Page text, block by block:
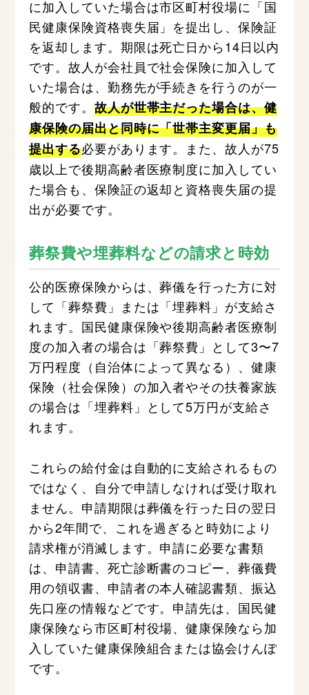
に加入していた場合は市区町村役場に「国
民健康保険資格喪失届」を提出し、保険証
を返却します。期限は死亡日から14日以内
です。故人が会社員で社会保険に加入して
いた場合は、勤務先が手続きを行うのが一
般的です。 故人が世帯主だった場合は、健
康保険の届出と同時に「世帯主変更届」も
提出する必要があります。また、故人が75
歳以上で後期高齢者医療制度に加入してい
た場合も、保険証の返却と資格喪失届の提
出が必要です。
葬祭費や埋葬料などの請求と時効
公的医療保険からは、葬儀を行った方に対
して「葬祭費」または「埋葬料」が支給さ
れます。国民健康保険や後期高齢者医療制
度の加入者の場合は「葬祭費」として3〜7
万円程度（自治体によって異なる）、健康
保険（社会保険）の加入者やその扶養家族
の場合は「埋葬料」として5万円が支給さ
れます。
これらの給付金は自動的に支給されるもの
ではなく、自分で申請しなければ受け取れ
ません。申請期限は葬儀を行った日の翌日
から2年間で、これを過ぎると時効により
請求権が消滅します。申請に必要な書類
は、申請書、死亡診断書のコピー、葬儀費
用の領収書、申請者の本人確認書類、振込
先口座の情報などです。申請先は、国民健
康保険なら市区町村役場、健康保険なら加
入していた健康保険組合または協会けんぽ
です。